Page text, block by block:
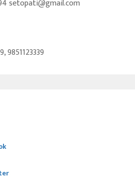
setopati@gmail.com
9851123339